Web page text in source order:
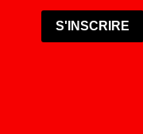
S'INSCRIRE